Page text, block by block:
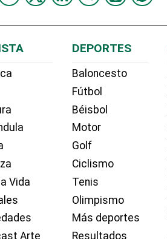
Vida
Arte
DEPORTES
Baloncesto
Fútbol
Béisbol
Motor
Golf
Ciclismo
Tenis
Olimpismo
Más deportes
Resultados